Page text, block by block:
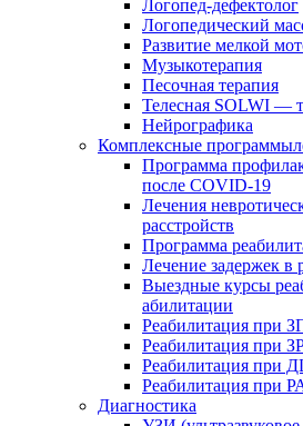
Логопед-дефектолог
Логопедический
Развитие мелкой
Музыкотерапия
Песочная терапия
Телесная SOLWI —
Нейрографика
Комплексные
Программа
после COVID-19
Лечения
расстройств
Программа
Лечение задержек в
Выездные курсы
абилитации
Реабилитация при
Реабилитация при
Реабилитация при
Реабилитация при
Диагностика